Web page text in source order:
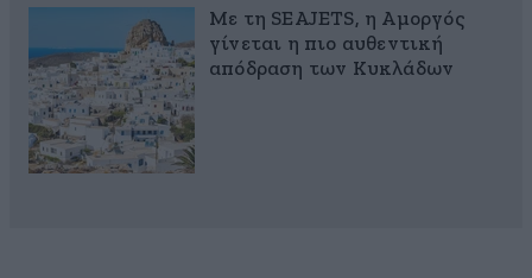
Με τη SEAJETS, η Αμοργός
γίνεται η πιο αυθεντική
απόδραση των Κυκλάδων